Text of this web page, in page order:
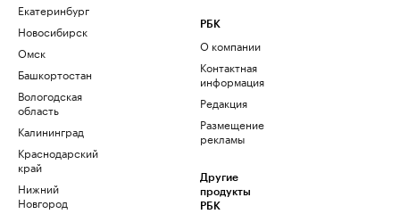
Екатеринбург
Новосибирск
Омск
Башкортостан
Вологодская
область
Калининград
Краснодарский
край
Нижний
Новгород
РБК
О компании
Контактная
информация
Редакция
Размещение
рекламы
Другие
продукты
РБК